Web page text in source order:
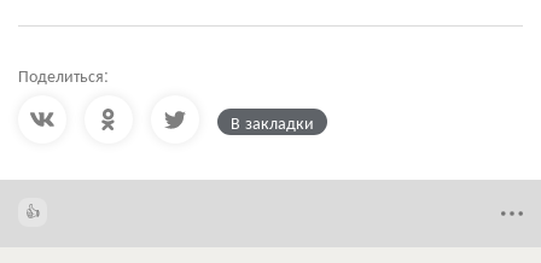
Поделиться:
В закладки